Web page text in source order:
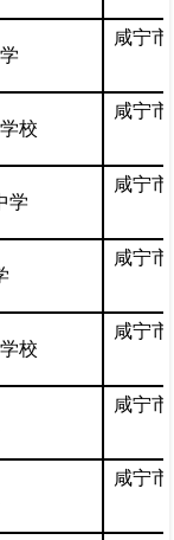
咸宁
校
咸宁
学
咸宁
咸宁
校
咸宁
咸宁
咸宁